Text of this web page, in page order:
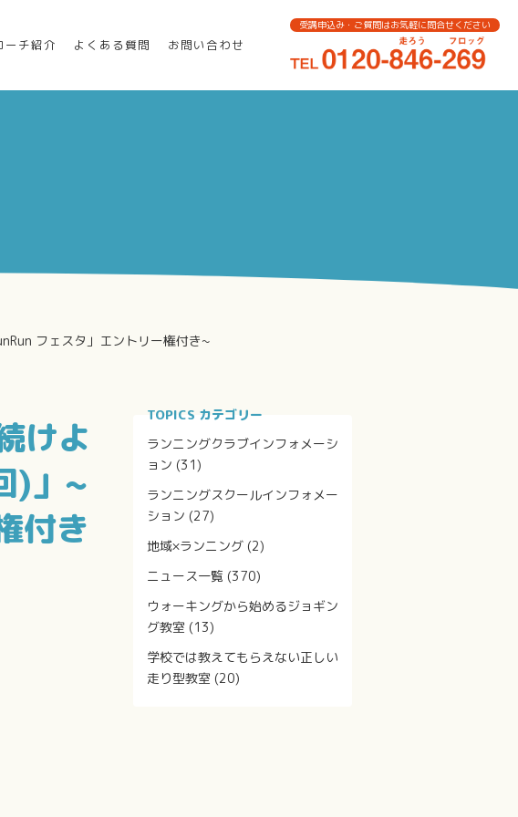
ーチ紹介 よくある質問 お問い合わせ
受講申込み・ご質問はお気軽に問合せください
フェスタ」エントリー権付き~
けよ
)」~
付き
TOPICS カテゴリー
ランニングクラブインフォメーシ
ョン (31)
ランニングスクールインフォメー
ション (27)
地域×ランニング(2)
ニュース一覧 (370)
ウォーキングから始めるジョギン
グ教室 (13)
学校では教えてもらえない正しい
走り型教室 (20)